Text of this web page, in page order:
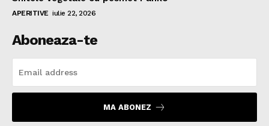
APERITIVE iulie 22, 2026
Aboneaza-te
MA ABONEZ